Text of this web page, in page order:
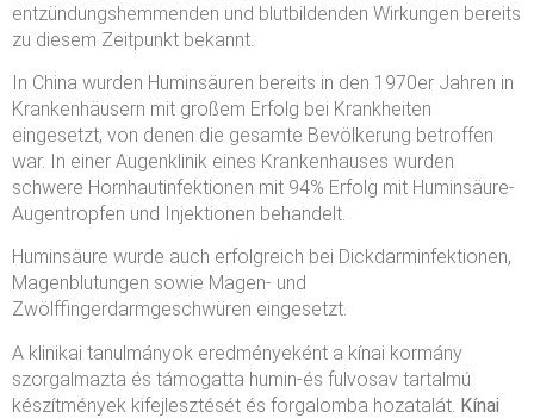
entzündungshemmenden und blutbildenden Wirkungen bereits
zu diesem Zeitpunkt bekannt.
In China wurden Huminsäuren bereits in den 1970er Jahren in
Krankenhäusern mit großem Erfolg bei Krankheiten
eingesetzt, von denen die gesamte Bevölkerung betroffen
war. In einer Augenklinik eines Krankenhauses wurden
schwere Hornhautinfektionen mit 94% Erfolg mit Huminsäure-
Augentropfen und Injektionen behandelt.
Huminsäure wurde auch erfolgreich bei Dickdarminfektionen,
Magenblutungen sowie Magen- und
Zwölffingerdarmgeschwüren eingesetzt.
A klinikai tanulmányok eredményeként a kínai kormány
szorgalmazta és támogatta humin-és fulvosav tartalmú
készítmények kifejlesztését és forgalomba hozatalát. Kínai